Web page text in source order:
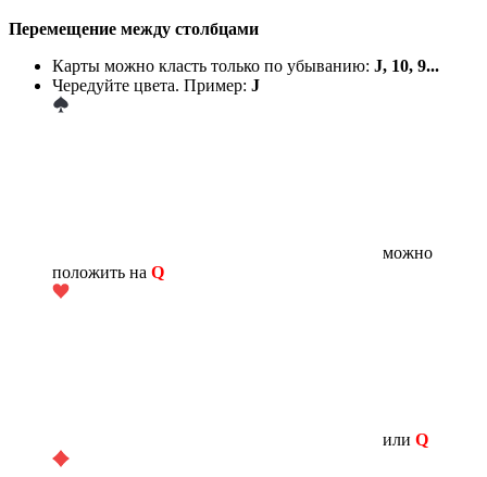
Перемещение между столбцами
Карты можно класть только по убыванию: J, 10, 9...
Чередуйте цвета. Пример: J
можно
положить на Q
или Q